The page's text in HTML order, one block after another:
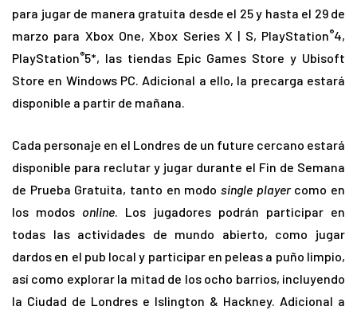
para jugar de manera gratuita desde el 25 y hasta el 29 de
marzo para Xbox One, Xbox Series X | S, PlayStation®4,
PlayStation®5*, las tiendas Epic Games Store y Ubisoft
Store en Windows PC. Adicional a ello, la precarga estará
disponible a partir de mañana.
Cada personaje en el Londres de un future cercano estará
disponible para reclutar y jugar durante el Fin de Semana
de Prueba Gratuita, tanto en modo single playercomo en
los modos online. Los jugadores podrán participar en
todas las actividades de mundo abierto, como jugar
dardos en el pub local y participar en peleas a puño limpio,
así como explorar la mitad de los ocho barrios, incluyendo
la Ciudad de Londres e Islington & Hackney. Adicional a